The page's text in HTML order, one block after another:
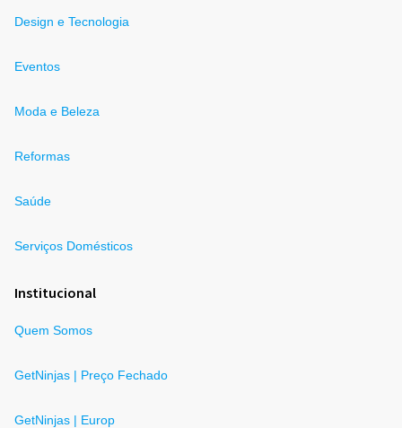
Design e Tecnologia
Eventos
Moda e Beleza
Reformas
Saúde
Serviços Domésticos
Institucional
Quem Somos
GetNinjas | Preço Fechado
GetNinjas | Europ